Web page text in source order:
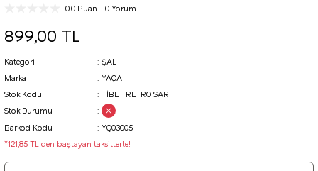
0.0 Puan - 0 Yorum
899,00 TL
Kategori
ŞAL
Marka
YAQA
Stok Kodu
TİBET RETRO SARI
Stok Durumu
Barkod Kodu
YQ03005
*121,85 TL den başlayan taksitlerle!